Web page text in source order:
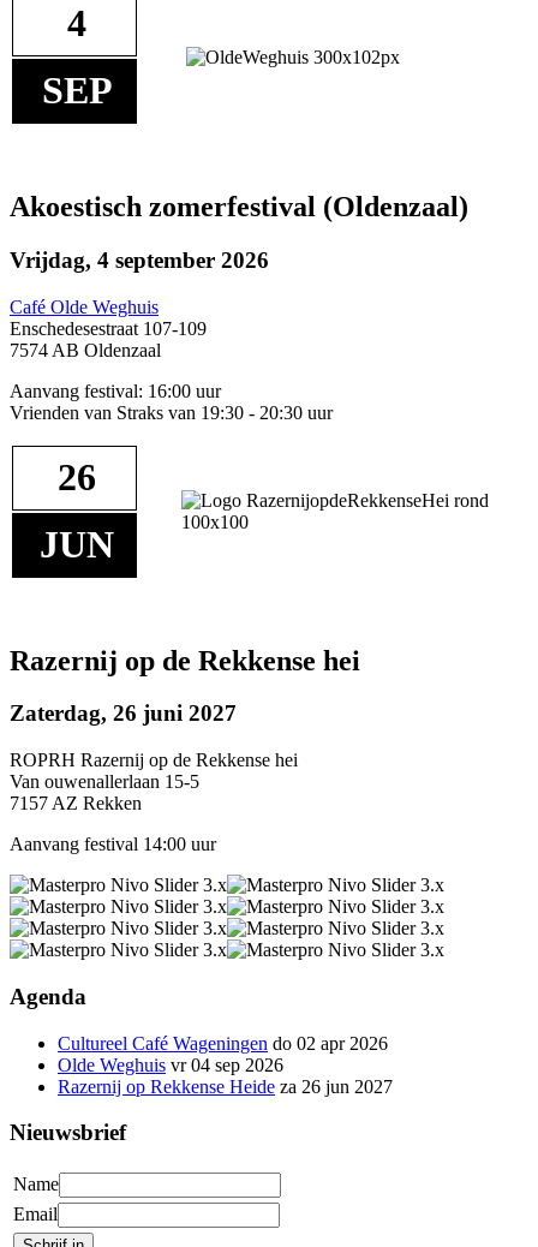
4
SEP
Akoestisch zomerfestival (Oldenzaal)
Vrijdag, 4 september 2026
Café Olde Weghuis
Enschedesestraat 107-109
7574 AB Oldenzaal
Aanvang festival: 16:00 uur
Vrienden van Straks van 19:30 - 20:30 uur
26
JUN
Razernij op de Rekkense hei
Zaterdag, 26 juni 2027
ROPRH Razernij op de Rekkense hei
Van ouwenallerlaan 15-5
7157 AZ Rekken
Aanvang festival 14:00 uur
Agenda
Cultureel Café Wageningen do 02 apr 2026
Olde Weghuis vr 04 sep 2026
Razernij op Rekkense Heide za 26 jun 2027
Nieuwsbrief
Name
Email